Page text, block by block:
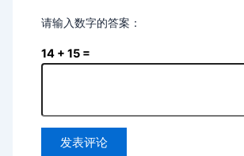
请输入数字的答案：
14 + 15 =